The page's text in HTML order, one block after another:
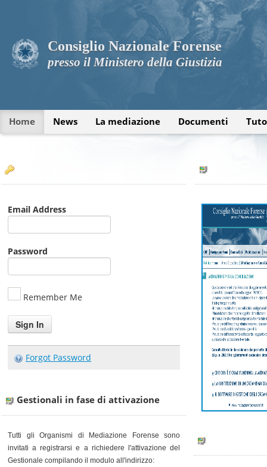
Consiglio Nazionale Forense
presso il Ministero della Giustizia
Home News La mediazione Documenti
Email Address
Password
Remember Me
Forgot Password
Gestionali in fase di attivazione
Tutti gli Organismi di Mediazione Forense sono
invitati a registrarsi e a richiedere l'attivazione del
Gestionale compilando il modulo all'indirizzo: